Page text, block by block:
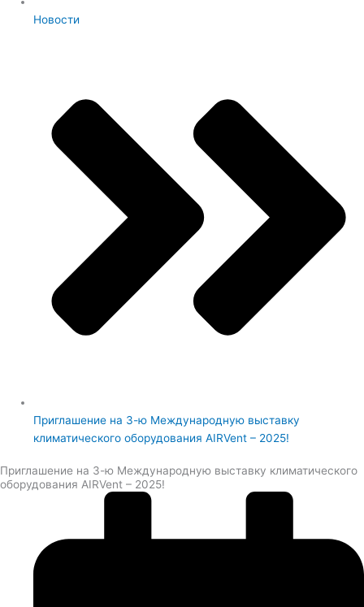
Новости
Приглашение на 3-ю Международную выставку
климатического оборудования AIRVent – 2025!
Приглашение на 3-ю Международную выставку климатического
оборудования AIRVent – 2025!